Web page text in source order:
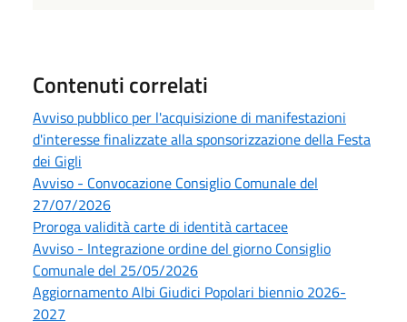
Contenuti correlati
Avviso pubblico per l'acquisizione di manifestazioni
d'interesse finalizzate alla sponsorizzazione della Festa
dei Gigli
Avviso - Convocazione Consiglio Comunale del
27/07/2026
Proroga validità carte di identità cartacee
Avviso - Integrazione ordine del giorno Consiglio
Comunale del 25/05/2026
Aggiornamento Albi Giudici Popolari biennio 2026-
2027